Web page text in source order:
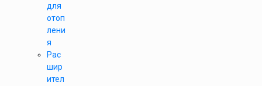
для
отоп
лени
я
Рас
шир
ител